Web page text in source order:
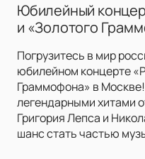
Юбилейный
и «Золотого
Погрузитесь в мир
юбилейном концерте
Граммофона» в
легендарными хитами
Григория Лепса и
шанс стать частью